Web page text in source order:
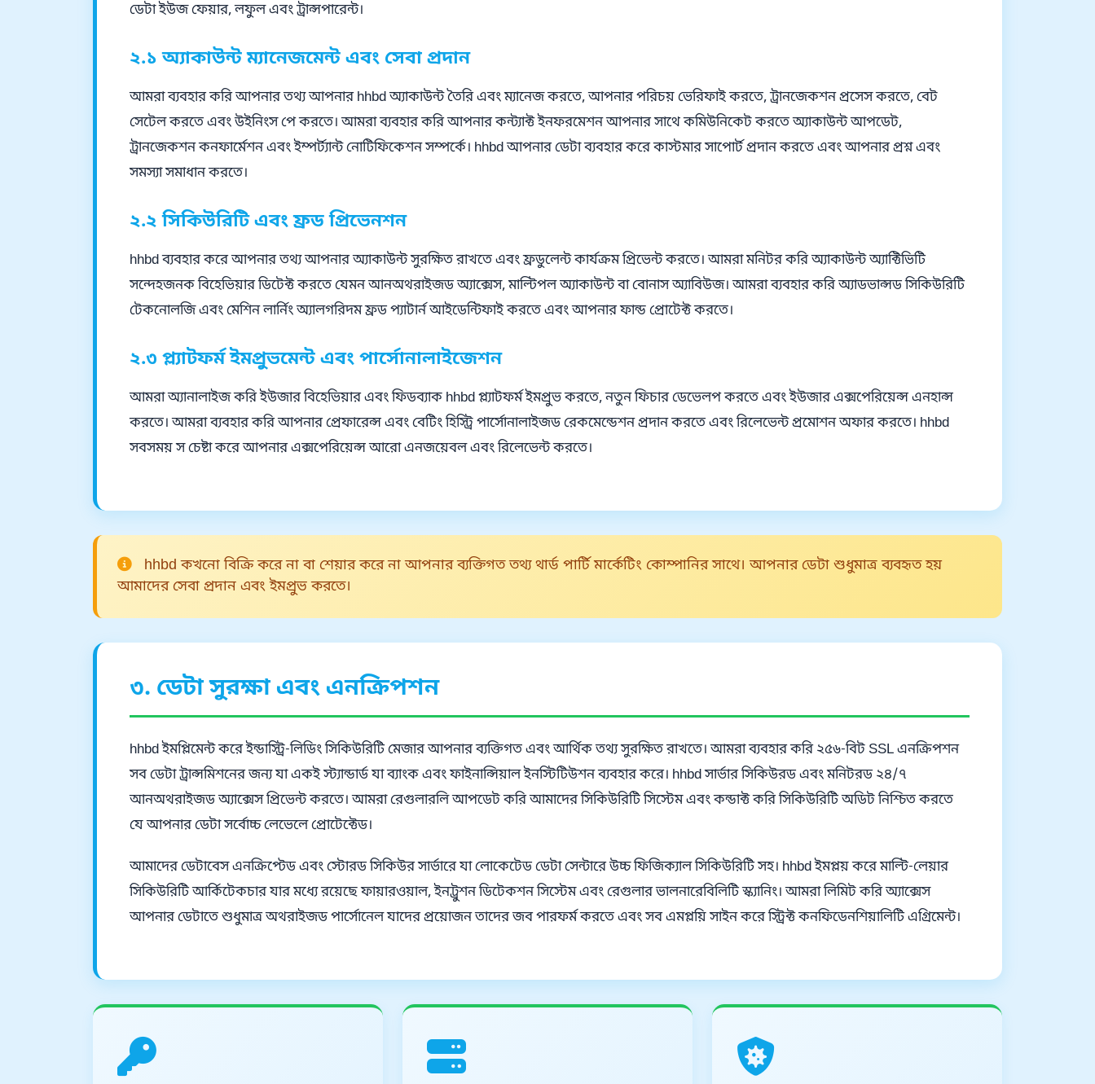
ডেটা ইউজ ফেয়ার, লফুল এবং ট্রান্সপারেন্ট।
২.১ অ্যাকাউন্ট ম্যানেজমেন্ট এবং সেবা প্রদান
আমরা ব্যবহার করি আপনার তথ্য আপনার hhbd অ্যাকাউন্ট তৈরি এবং ম্যানেজ করতে, আপনার পরিচয় ভেরিফাই করতে, ট্রানজেকশন প্রসেস করতে, বেট
সেটেল করতে এবং উইনিংস পে করতে। আমরা ব্যবহার করি আপনার কন্ট্যাক্ট ইনফরমেশন আপনার সাথে কমিউনিকেট করতে অ্যাকাউন্ট আপডেট,
ট্রানজেকশন কনফার্মেশন এবং ইম্পর্ট্যান্ট নোটিফিকেশন সম্পর্কে। hhbd আপনার ডেটা ব্যবহার করে কাস্টমার সাপোর্ট প্রদান করতে এবং আপনার প্রশ্ন এবং
সমস্যা সমাধান করতে।
২.২ সিকিউরিটি এবং ফ্রড প্রিভেনশন
hhbd ব্যবহার করে আপনার তথ্য আপনার অ্যাকাউন্ট সুরক্ষিত রাখতে এবং ফ্রডুলেন্ট কার্যক্রম প্রিভেন্ট করতে। আমরা মনিটর করি অ্যাকাউন্ট অ্যাক্টিভিটি
সন্দেহজনক বিহেভিয়ার ডিটেক্ট করতে যেমন আনঅথরাইজড অ্যাক্সেস, মাল্টিপল অ্যাকাউন্ট বা বোনাস অ্যাবিউজ। আমরা ব্যবহার করি অ্যাডভান্সড সিকিউরিটি
টেকনোলজি এবং মেশিন লার্নিং অ্যালগরিদম ফ্রড প্যাটার্ন আইডেন্টিফাই করতে এবং আপনার ফান্ড প্রোটেক্ট করতে।
২.৩ প্ল্যাটফর্ম ইমপ্রুভমেন্ট এবং পার্সোনালাইজেশন
আমরা অ্যানালাইজ করি ইউজার বিহেভিয়ার এবং ফিডব্যাক hhbd প্ল্যাটফর্ম ইমপ্রুভ করতে, নতুন ফিচার ডেভেলপ করতে এবং ইউজার এক্সপেরিয়েন্স এনহান্স
করতে। আমরা ব্যবহার করি আপনার প্রেফারেন্স এবং বেটিং হিস্ট্রি পার্সোনালাইজড রেকমেন্ডেশন প্রদান করতে এবং রিলেভেন্ট প্রমোশন অফার করতে। hhbd
সবসময় স চেষ্টা করে আপনার এক্সপেরিয়েন্স আরো এনজয়েবল এবং রিলেভেন্ট করতে।
hhbd কখনো বিক্রি করে না বা শেয়ার করে না আপনার ব্যক্তিগত তথ্য থার্ড পার্টি মার্কেটিং কোম্পানির সাথে। আপনার ডেটা শুধুমাত্র ব্যবহৃত হয়
আমাদের সেবা প্রদান এবং ইমপ্রুভ করতে।
৩. ডেটা সুরক্ষা এবং এনক্রিপশন
hhbd ইমপ্লিমেন্ট করে ইন্ডাস্ট্রি-লিডিং সিকিউরিটি মেজার আপনার ব্যক্তিগত এবং আর্থিক তথ্য সুরক্ষিত রাখতে। আমরা ব্যবহার করি ২৫৬-বিট SSL এনক্রিপশন
সব ডেটা ট্রান্সমিশনের জন্য যা একই স্ট্যান্ডার্ড যা ব্যাংক এবং ফাইনান্সিয়াল ইনস্টিটিউশন ব্যবহার করে। hhbd সার্ভার সিকিউরড এবং মনিটরড ২৪/৭
আনঅথরাইজড অ্যাক্সেস প্রিভেন্ট করতে। আমরা রেগুলারলি আপডেট করি আমাদের সিকিউরিটি সিস্টেম এবং কন্ডাক্ট করি সিকিউরিটি অডিট নিশ্চিত করতে
যে আপনার ডেটা সর্বোচ্চ লেভেলে প্রোটেক্টেড।
আমাদের ডেটাবেস এনক্রিপ্টেড এবং স্টোরড সিকিউর সার্ভারে যা লোকেটেড ডেটা সেন্টারে উচ্চ ফিজিক্যাল সিকিউরিটি সহ। hhbd ইমপ্লয় করে মাল্টি-লেয়ার
সিকিউরিটি আর্কিটেকচার যার মধ্যে রয়েছে ফায়ারওয়াল, ইনট্রুশন ডিটেকশন সিস্টেম এবং রেগুলার ভালনারেবিলিটি স্ক্যানিং। আমরা লিমিট করি অ্যাক্সেস
আপনার ডেটাতে শুধুমাত্র অথরাইজড পার্সোনেল যাদের প্রয়োজন তাদের জব পারফর্ম করতে এবং সব এমপ্লয়ি সাইন করে স্ট্রিক্ট কনফিডেনশিয়ালিটি এগ্রিমেন্ট।